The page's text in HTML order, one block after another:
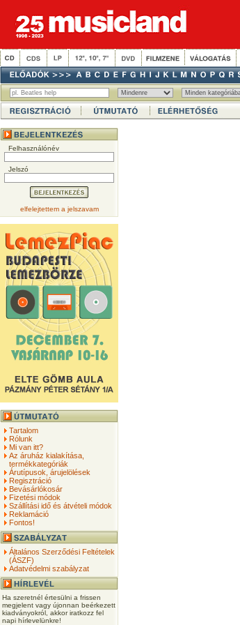
Felhasználónév
Jelszó
elfelejtettem a jelszavam
Tartalom
Rólunk
Mi van itt?
Az áruház kialakítása,
termékkategóriák
Árutípusok, árujelölések
Regisztráció
Bevásárlókosár
Fizetési módok
Szállítási idő és átvételi módok
Reklamáció
Fontos!
Általános Szerződési Feltételek
(ÁSZF)
Adatvédelmi szabályzat
Ha szeretnél értesülni a frissen
megjelent vagy újonnan beérkezett
kiadványokról, akkor iratkozz fel
napi hírlevelünkre!